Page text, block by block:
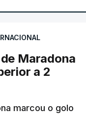
Maradona
a 2
marcou o golo